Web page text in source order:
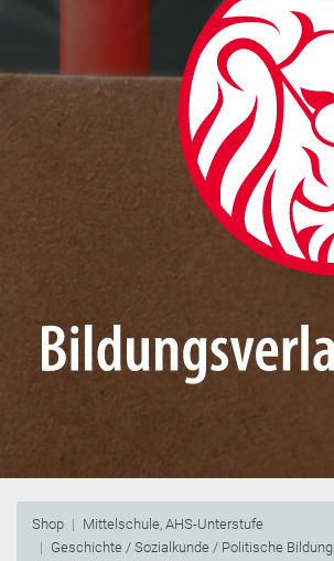
Shop
Mittelschule, AHS-Unterstufe
Geschichte / Sozialkunde / Politische Bildung